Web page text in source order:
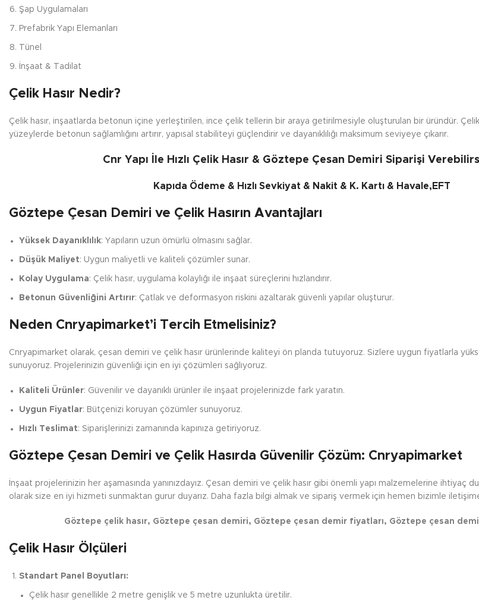
Şap Uygulamaları
Prefabrik Yapı Elemanları
Tünel
İnşaat & Tadilat
Çelik Hasır Nedir?
Çelik hasır, inşaatlarda betonun içine yerleştirilen, ince çelik tellerin bir araya getirilmesiyle oluşturulan bir üründür.
yüzeylerde betonun sağlamlığını artırır, yapısal stabiliteyi güçlendirir ve dayanıklılığı maksimum seviyeye çıkarır.
Cnr Yapı İle Hızlı Çelik Hasır & Göztepe Çesan Demiri Siparişi
Kapıda Ödeme & Hızlı Sevkiyat & Nakit & K. Kartı & Havale,EFT
Göztepe Çesan Demiri ve Çelik Hasırın Avantajları
Yüksek Dayanıklılık: Yapıların uzun ömürlü olmasını sağlar.
Düşük Maliyet: Uygun maliyetli ve kaliteli çözümler sunar.
Kolay Uygulama: Çelik hasır, uygulama kolaylığı ile inşaat süreçlerini hızlandırır.
Betonun Güvenliğini Artırır: Çatlak ve deformasyon riskini azaltarak güvenli yapılar oluşturur.
Neden Cnryapimarket’i Tercih Etmelisiniz?
Cnryapimarket olarak, çesan demiri ve çelik hasır ürünlerinde kaliteyi ön planda tutuyoruz. Sizlere uygun fiyatlarla
sunuyoruz. Projelerinizin güvenliği için en iyi çözümleri sağlıyoruz.
Kaliteli Ürünler: Güvenilir ve dayanıklı ürünler ile inşaat projelerinizde fark yaratın.
Uygun Fiyatlar: Bütçenizi koruyan çözümler sunuyoruz.
Hızlı Teslimat: Siparişlerinizi zamanında kapınıza getiriyoruz.
Göztepe Çesan Demiri ve Çelik Hasırda Güvenilir Çözüm: Cnryapimarket
İnşaat projelerinizin her aşamasında yanınızdayız. Çesan demiri ve çelik hasır gibi önemli yapı malzemelerine ihtiyaç
olarak size en iyi hizmeti sunmaktan gurur duyarız. Daha fazla bilgi almak ve sipariş vermek için hemen bizimle
Göztepe çelik hasır, Göztepe çesan demiri, Göztepe çesan demir fiyatları, Göztepe çesan
Çelik Hasır Ölçüleri
Standart Panel Boyutları:
Çelik hasır genellikle 2 metre genişlik ve 5 metre uzunlukta üretilir.